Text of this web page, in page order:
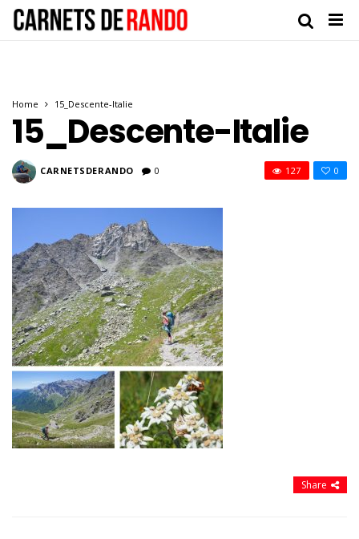
Home 15_Descente-Italie
15_Descente-Italie
CARNETSDERANDO 0 0
127
Share